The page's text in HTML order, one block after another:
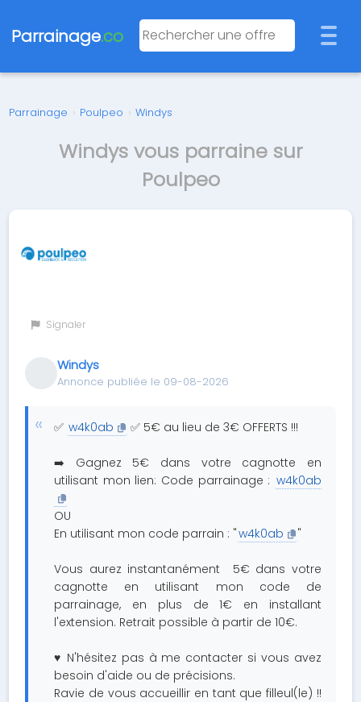
Parrainage.co
Parrainage › Poulpeo › Windys
Windys vous parraine sur
Poulpeo
Signaler
Windys
Annonce publiée le 09-08-2026
✅ w4k0ab ✅ 5€ au lieu de 3€ OFFERTS !!!
➡️ Gagnez 5€ dans votre cagnotte en
utilisant mon lien: Code parrainage : w4k0ab
OU
En utilisant mon code parrain : "w4k0ab "
Vous aurez instantanément 5€ dans votre
cagnotte en utilisant mon code de
parrainage, en plus de 1€ en installant
l'extension. Retrait possible à partir de 10€.
♥ N'hésitez pas à me contacter si vous avez
besoin d'aide ou de précisions.
Ravie de vous accueillir en tant que filleul(le) !!